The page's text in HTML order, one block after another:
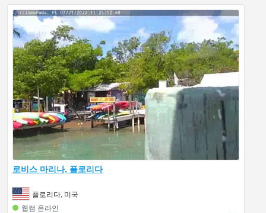
로비스 마리나, 플로리다
플로리다, 미국
웹캠 온라인